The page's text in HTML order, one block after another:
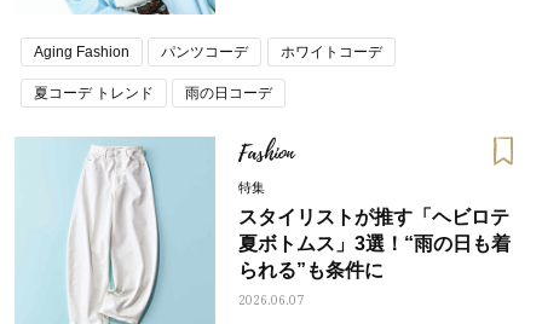
Aging Fashion パンツコーデ ホワイトコーデ
夏コーデ トレンド 雨の日コーデ
Fashion
特集
スタイリストが推す「ヘビロテ
夏ボトムス」3選！“雨の日も着
られる”も条件に
2026.06.07